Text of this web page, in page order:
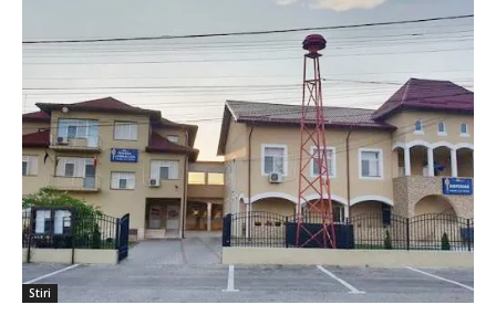
Stiri